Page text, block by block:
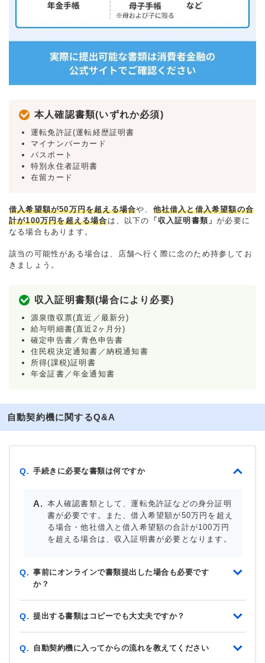
本人確認書類(いずれか必須)
運転免許証(運転経歴証明書
マイナンバーカード
パスポート
特別永住者証明書
在留カード
借入希望額が50万円を超える場合や、 他社借入と借入希望額の合
計が100万円を超える場合は、以下の 「収入証明書類」が必要に
なる場合もあります。
該当の可能性がある場合は、店舗へ行く際に念のため持参してお
きましょう。
収入証明書類(場合により必要)
源泉徴収票(直近／最新分)
給与明細書(直近2ヶ月分)
確定申告書／青色申告書
住民税決定通知書／納税通知書
所得(課税)証明書
年金証書／年金通知書
自動契約機に関するQ&A
Q. 手続きに必要な書類は何ですか
本人確認書類として、運転免許証などの身分証明
書が必要です。また、借入希望額が50万円を超え
る場合・他社借入と借入希望額の合計が100万円
を超える場合は、収入証明書が必要となります。
Q. 事前にオンラインで書類提出した場合も必要です
か？
Q. 提出する書類はコピーでも大丈夫ですか？
Q. 自動契約機に入ってからの流れを教えてください